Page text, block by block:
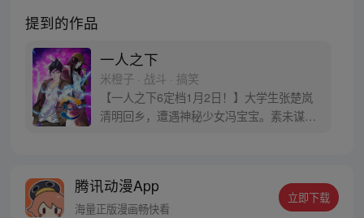
提到的作品
一人之下
米橙子 · 战斗 · 搞笑
【一人之下6定档1月2日！】大学生张楚岚
清明回乡，遭遇神秘少女冯宝宝。素未谋面
密，张楚岚的生活被彻底颠覆，与冯宝宝一
同踏上“异人”之旅。
腾讯动漫App
海量正版漫画畅快看
立即下载